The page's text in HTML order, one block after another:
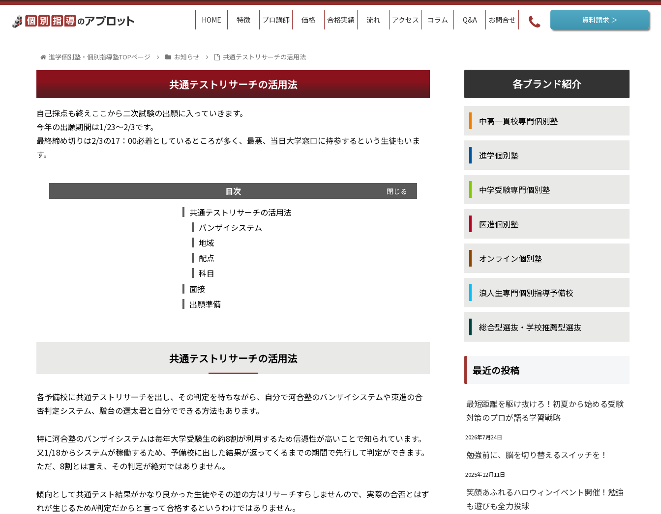
HOME 特徴 プロ講師 価格 合格実績 流れ アクセス コラム Q&A お問合せ 資料請求 ＞
進学個別塾・個別指導塾TOPページ お知らせ 共通テストリサーチの活用法
共通テストリサーチの活用法
自己採点も終えここから二次試験の出願に入っていきます。
今年の出願期間は1/23～2/3です。
最終締め切りは2/3の17：00必着としているところが多く、最悪、当日大学窓口に持参するという生徒もいま
す。
目次
共通テストリサーチの活用法
バンザイシステム
地域
配点
科目
面接
出願準備
共通テストリサーチの活用法
各予備校に共通テストリサーチを出し、その判定を待ちながら、自分で河合塾のバンザイシステムや東進の合
否判定システム、駿台の選太君と自分でできる方法もあります。
特に河合塾のバンザイシステムは毎年大学受験生の約8割が利用するため信憑性が高いことで知られています。
又1/18からシステムが稼働するため、予備校に出した結果が返ってくるまでの期間で先行して判定ができます。
ただ、8割とは言え、その判定が絶対ではありません。
傾向として共通テスト結果がかなり良かった生徒やその逆の方はリサーチすらしませんので、実際の合否とはず
れが生じるためA判定だからと言って合格するというわけではありません。
各ブランド紹介
中高一貫校専門個別塾
進学個別塾
中学受験専門個別塾
医進個別塾
オンライン個別塾
浪人生専門個別指導予備校
総合型選抜・学校推薦型選抜
最近の投稿
最短距離を駆け抜けろ！初夏から始める受験
対策のプロが語る学習戦略
2026年7月24日
勉強前に、脳を切り替えるスイッチを！
2025年12月11日
笑顔あふれるハロウィンイベント開催！勉強
も遊びも全力投球